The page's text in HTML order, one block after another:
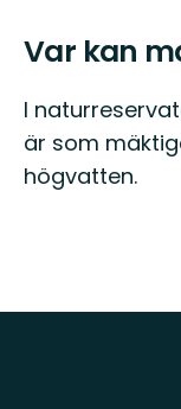
Var kan
I
är som
högvatten.